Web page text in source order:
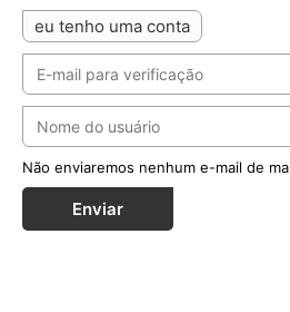
eu tenho uma conta
Não enviaremos nenhum e-mail de
Enviar